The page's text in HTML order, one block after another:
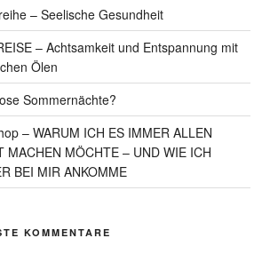
– Seelische Gesundheit
– Achtsamkeit und Entspannung mit
Ölen
Sommernächte?
– WARUM ICH ES IMMER ALLEN
MACHEN MÖCHTE – UND WIE ICH
BEI MIR ANKOMME
KOMMENTARE